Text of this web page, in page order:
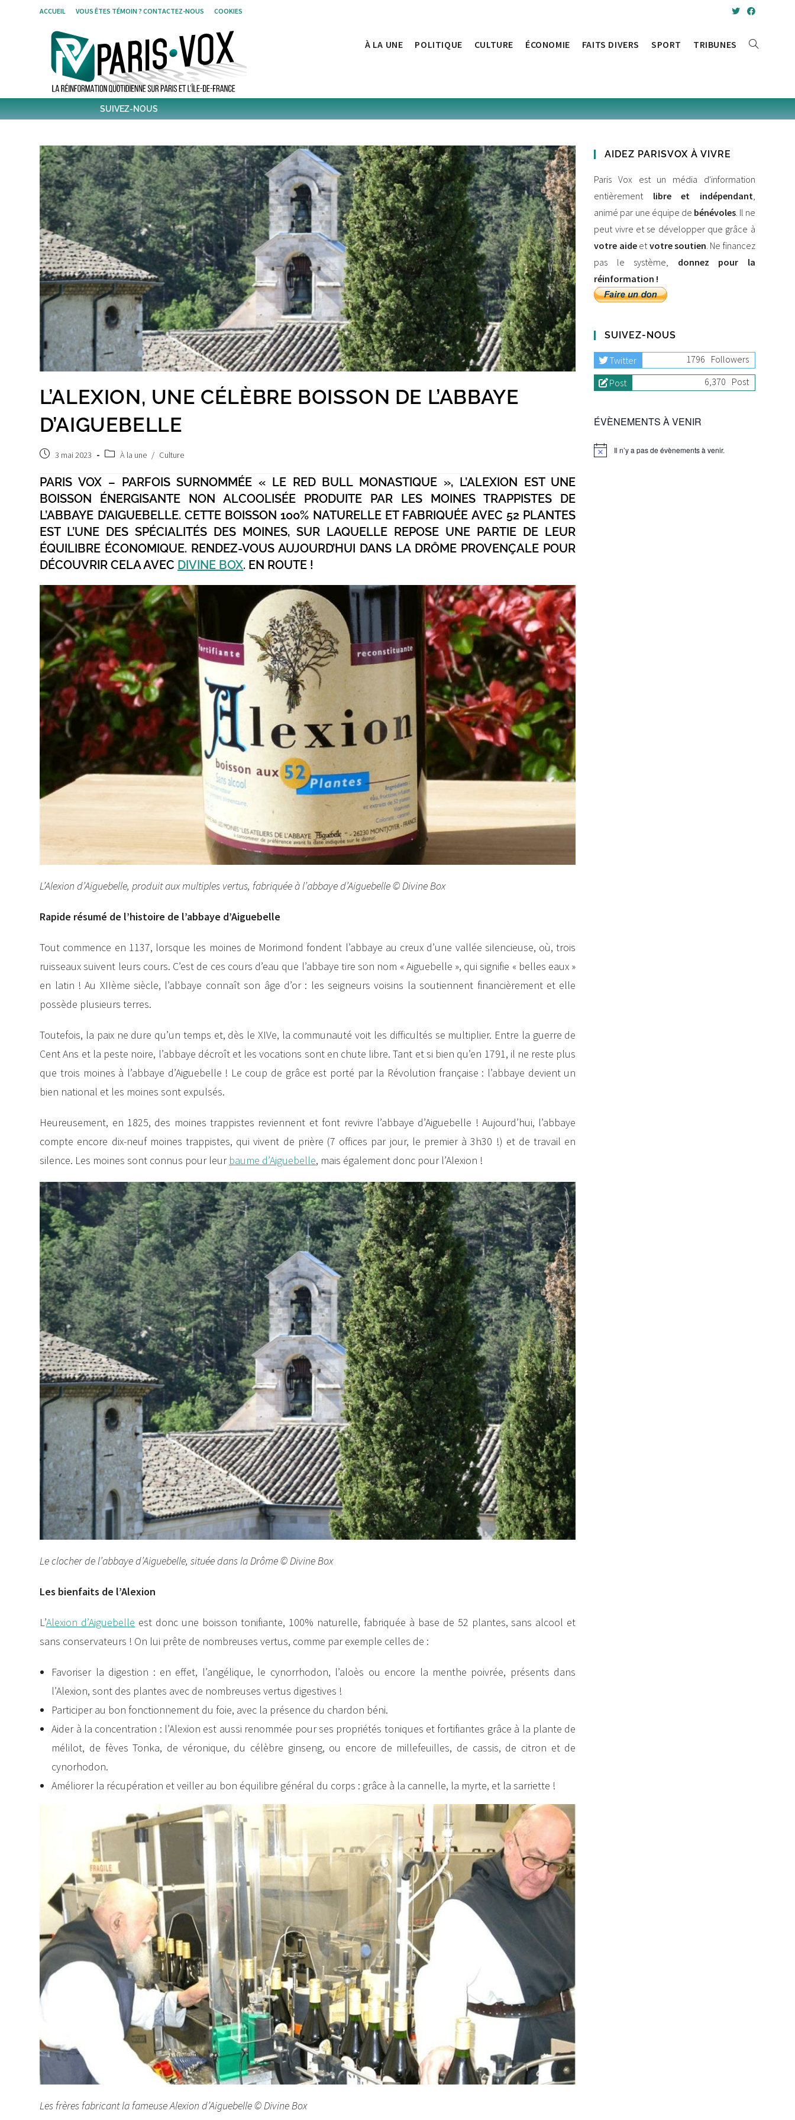
ACCUEIL VOUS ÊTES TÉMOIN ? CONTACTEZ-NOUS COOKIES
À LA UNE POLITIQUE CULTURE ÉCONOMIE FAITS DIVERS SPORT TRIBUNES TOGGLE
SUIVEZ-NOUS
Post
6,370 Post
L’ALEXION, UNE CÉLÈBRE BOISSON DE L’ABBAYE
D’AIGUEBELLE
Post3 mai 2023
PostÀ la une / Culture
PARIS VOX – PARFOIS SURNOMMÉE « LE RED BULL MONASTIQUE », L’ALEXION EST UNE
BOISSON ÉNERGISANTE NON ALCOOLISÉE PRODUITE PAR LES MOINES TRAPPISTES DE
L’ABBAYE D’AIGUEBELLE. CETTE BOISSON 100% NATURELLE ET FABRIQUÉE AVEC 52 PLANTES
EST L’UNE DES SPÉCIALITÉS DES MOINES, SUR LAQUELLE REPOSE UNE PARTIE DE LEUR
ÉQUILIBRE ÉCONOMIQUE. RENDEZ-VOUS AUJOURD’HUI DANS LA DRÔME PROVENÇALE POUR
DÉCOUVRIR CELA AVEC DIVINE BOX. EN ROUTE !
L’Alexion d’Aiguebelle, produit aux multiples vertus, fabriquée à l’abbaye d’Aiguebelle © Divine Box
Rapide résumé de l’histoire de l’abbaye d’Aiguebelle
Tout commence en 1137, lorsque les moines de Morimond fondent l’abbaye au creux d’une vallée silencieuse, où, trois
ruisseaux suivent leurs cours. C’est de ces cours d’eau que l’abbaye tire son nom « Aiguebelle », qui signifie ​​« belles eaux »
en latin ! Au XIIème siècle, l’abbaye connaît son âge d’or : les seigneurs voisins la soutiennent financièrement et elle
possède plusieurs terres.
Toutefois, la paix ne dure qu’un temps et, dès le XIVe, la communauté voit les difficultés se multiplier. Entre la guerre de
Cent Ans et la peste noire, l’abbaye décroît et les vocations sont en chute libre. Tant et si bien qu’en 1791, il ne reste plus
que trois moines à l’abbaye d’Aiguebelle ! Le coup de grâce est porté par la Révolution française : l’abbaye devient un
bien national et les moines sont expulsés.
Heureusement, en 1825, des moines trappistes reviennent et font revivre l’abbaye d’Aiguebelle ! Aujourd’hui, l’abbaye
compte encore dix-neuf moines trappistes, qui vivent de prière (7 offices par jour, le premier à 3h30 !) et de travail en
silence. Les moines sont connus pour leur baume d’Aiguebelle, mais également donc pour l’Alexion !
Le clocher de l’abbaye d’Aiguebelle, située dans la Drôme © Divine Box
Les bienfaits de l’Alexion
L’Alexion d’Aiguebelle est donc une boisson tonifiante, 100% naturelle, fabriquée à base de 52 plantes, sans alcool et
sans conservateurs ! On lui prête de nombreuses vertus, comme par exemple celles de :
Favoriser la digestion : en effet, l’angélique, le cynorrhodon, l’aloès ou encore la menthe poivrée, présents dans
l’Alexion, sont des plantes avec de nombreuses vertus digestives !
Participer au bon fonctionnement du foie, avec la présence du chardon béni.
Aider à la concentration : l’Alexion est aussi renommée pour ses propriétés toniques et fortifiantes grâce à la plante de
mélilot, de fèves Tonka, de véronique, du célèbre ginseng, ou encore de millefeuilles, de cassis, de citron et de
cynorhodon.
Améliorer la récupération et veiller au bon équilibre général du corps : grâce à la cannelle, la myrte, et la sarriette !
Les frères fabricant la fameuse Alexion d’Aiguebelle © Divine Box
AIDEZ PARISVOX À VIVRE
Paris Vox est un média d'information
entièrement libre et indépendant,
animé par une équipe de bénévoles. Il ne
peut vivre et se développer que grâce à
votre aideetvotre soutien. Ne financez
pas le système, donnez pour la
réinformation !
SUIVEZ-NOUS
Twitter 1796 Followers
Post
6,370 Post
ÉVÈNEMENTS À VENIR
Il n’y a pas de évènements à venir.